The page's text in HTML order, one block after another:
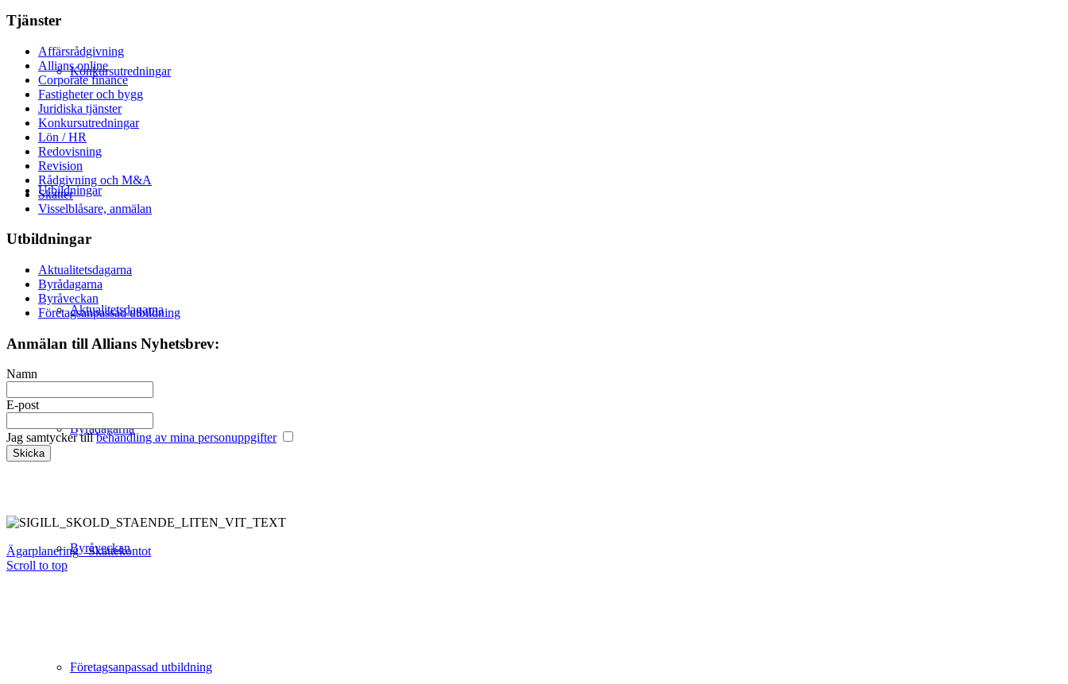
Konkursutredningar
Utbildningar
Aktualitetsdagarna
Byrådagarna
Byråveckan
Företagsanpassad utbildning
Tjänster
Affärsrådgivning
Allians online
Corporate finance
Fastigheter och bygg
Juridiska tjänster
Konkursutredningar
Lön / HR
Redovisning
Revision
Rådgivning och M&A
Skatter
Visselblåsare, anmälan
Utbildningar
Aktualitetsdagarna
Byrådagarna
Byråveckan
Företagsanpassad utbildning
Anmälan till Allians Nyhetsbrev:
Namn
E-post
Jag samtycker tillbehandling av mina personuppgifter
Ägarplanering
Skattekontot
Scroll to top